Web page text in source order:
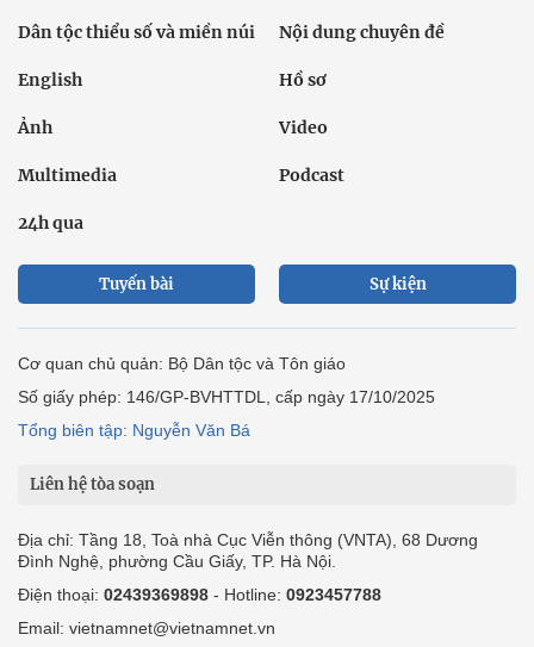
Dân tộc thiểu số và miền núi Nội dung chuyên đề
English Hồ sơ
Ảnh Video
Multimedia Podcast
24h qua
Tuyến bài Sự kiện
Cơ quan chủ quản: Bộ Dân tộc và Tôn giáo
Số giấy phép: 146/GP-BVHTTDL, cấp ngày 17/10/2025
Tổng biên tập: Nguyễn Văn Bá
Liên hệ tòa soạn
Địa chỉ: Tầng 18, Toà nhà Cục Viễn thông (VNTA), 68 Dương
Đình Nghệ, phường Cầu Giấy, TP. Hà Nội.
Điện thoại: 02439369898 - Hotline: 0923457788
Email: vietnamnet@vietnamnet.vn